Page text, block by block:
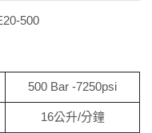
500
500 Bar -7250psi
16公升/分鐘